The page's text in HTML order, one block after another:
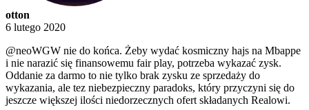
otton
6 lutego 2020
@neoWGW nie do końca. Żeby wydać kosmiczny hajs na Mbappe
i nie narazić się finansowemu fair play, potrzeba wykazać zysk.
Oddanie za darmo to nie tylko brak zysku ze sprzedaży do
wykazania, ale tez niebezpieczny paradoks, który przyczyni się do
jeszcze większej ilości niedorzecznych ofert składanych Realowi.